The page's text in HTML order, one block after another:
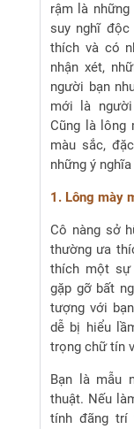
rậm là
suy nghĩ
thích và có
nhận xét,
người bạn
mới là
Cũng là lông
màu sắc,
những ý
1. Lông mày
Cô nàng sở
thường ưa
thích một sự
gặp gỡ bất
tượng với
dễ bị hiểu
trọng chữ tín
Bạn là mẫu
thuật. Nếu
tính đãng trí